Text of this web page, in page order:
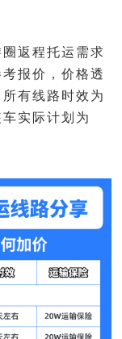
返程托运需求
报价，价格透
有线路时效为
实际计划为